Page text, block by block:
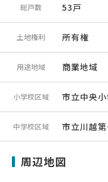
総戸数 53戸
土地権利 所有権
用途地域 商業地域
小学校区域 市立中央
中学校区域 市立川越
周辺地図